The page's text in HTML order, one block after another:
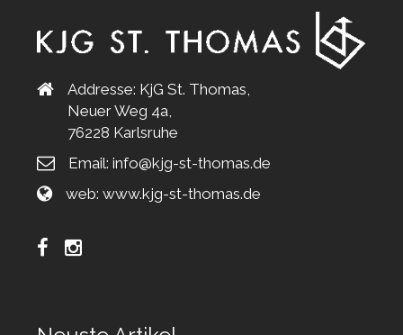
Addresse: KjG St. Thomas,
Neuer Weg 4a,
76228 Karlsruhe
Email:info@kjg-st-thomas.de
web:www.kjg-st-thomas.de